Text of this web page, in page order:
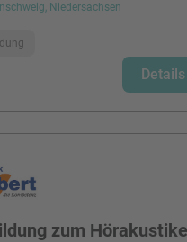
Niedersachsen
zum